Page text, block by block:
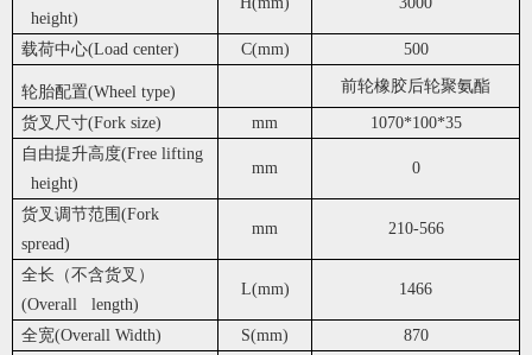
height)
载荷中心(Load center) C(mm) 500
轮胎配置(Wheel type) 前轮橡胶后轮聚氨酯
货叉尺寸(Fork size) mm
1070*100*35
自由提升高度(Free lifting
height)
mm 0
货叉调节范围(Fork
spread)
mm 210-566
全长（不含货叉）
(Overall length)
L(mm) 1466
全宽(Overall Width) S(mm)
870